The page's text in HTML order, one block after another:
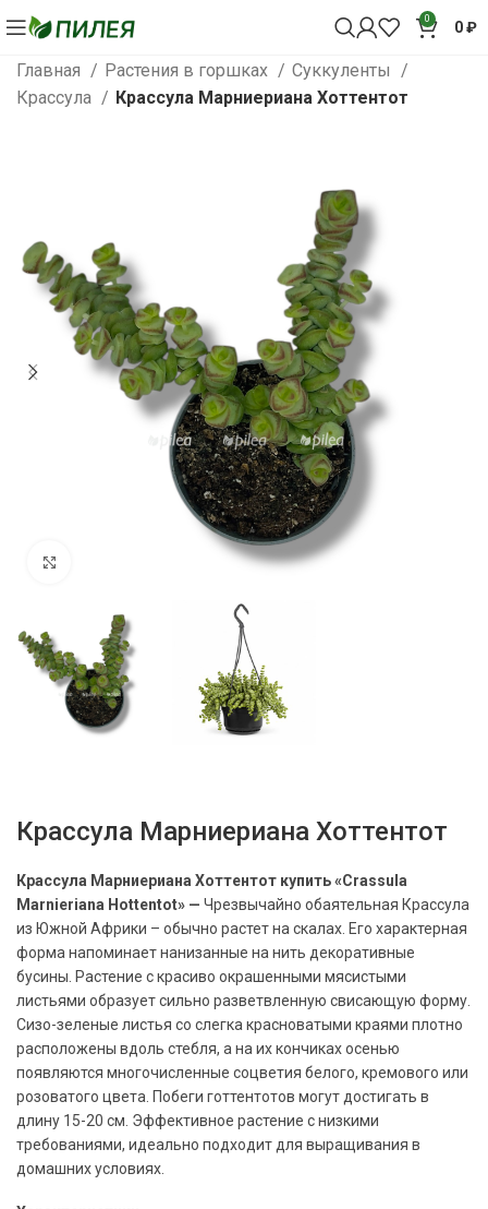
0 0₽
Главная Растения в горшках
Суккуленты
Крассула
Крассула Марниериана Хоттентот
Нажмите, чтобы увеличить
Крассула Марниериана Хоттентот
Крассула Марниериана Хоттентот купить «Crassula
Marnieriana Hottentot» — Чрезвычайно обаятельная Крассула
из Южной Африки – обычно растет на скалах. Его характерная
форма напоминает нанизанные на нить декоративные
бусины. Растение с красиво окрашенными мясистыми
листьями образует сильно разветвленную свисающую форму.
Сизо-зеленые листья со слегка красноватыми краями плотно
расположены вдоль стебля, а на их кончиках осенью
появляются многочисленные соцветия белого, кремового или
розоватого цвета. Побеги готтентотов могут достигать в
длину 15-20 см. Эффективное растение с низкими
требованиями, идеально подходит для выращивания в
домашних условиях.